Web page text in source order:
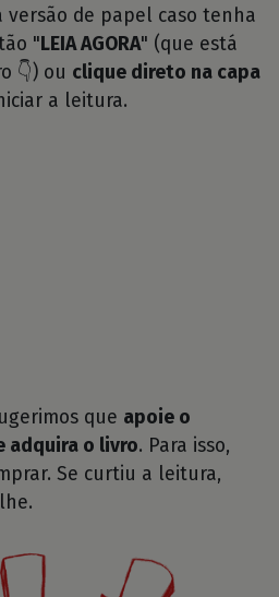
versão de papel caso tenha
" LEIA AGORA" (que está
👇) ou clique direto na capa
a leitura.
que apoie o
adquira o livro. Para isso,
Se curtiu a leitura,